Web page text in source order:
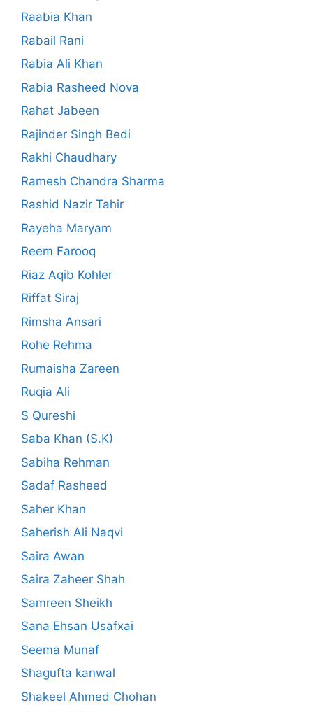
Raabia Khan
Rabail Rani
Rabia Ali Khan
Rabia Rasheed Nova
Rahat Jabeen
Rajinder Singh Bedi
Rakhi Chaudhary
Ramesh Chandra Sharma
Rashid Nazir Tahir
Rayeha Maryam
Reem Farooq
Riaz Aqib Kohler
Riffat Siraj
Rimsha Ansari
Rohe Rehma
Rumaisha Zareen
Ruqia Ali
S Qureshi
Saba Khan (S.K)
Sabiha Rehman
Sadaf Rasheed
Saher Khan
Saherish Ali Naqvi
Saira Awan
Saira Zaheer Shah
Samreen Sheikh
Sana Ehsan Usafxai
Seema Munaf
Shagufta kanwal
Shakeel Ahmed Chohan